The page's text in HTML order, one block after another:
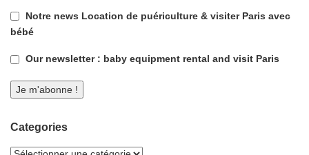
Notre news Location de puériculture & visiter Paris avec
bébé
Our newsletter : baby equipment rental and visit Paris
Categories